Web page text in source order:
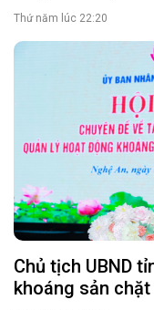
Thứ năm lúc 22:20
Chủ tịch UBND
khoáng sản